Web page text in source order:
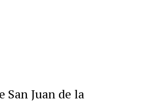
San Juan de la